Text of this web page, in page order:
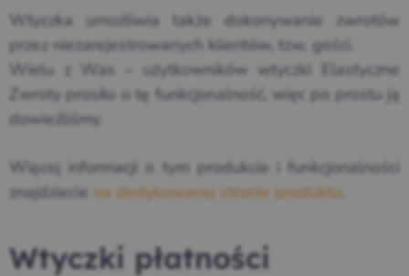
Wtyczka umożliwia także dokonywanie zwrotów
przez niezarejestrowanych klientów, tzw. gości.
Wielu z Was – użytkowników wtyczki Elastyczne
Zwroty prosiło o tę funkcjonalność, więc po prostu ją
dowieźliśmy.
Więcej informacji o tym produkcie i funkcjonalności
znajdziecie na dedykowanej stronie produktu
Wtyczki płatności